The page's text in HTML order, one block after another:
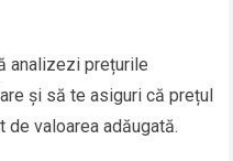
analizezi prețurile
și să te asiguri că prețul
valoarea adăugată.